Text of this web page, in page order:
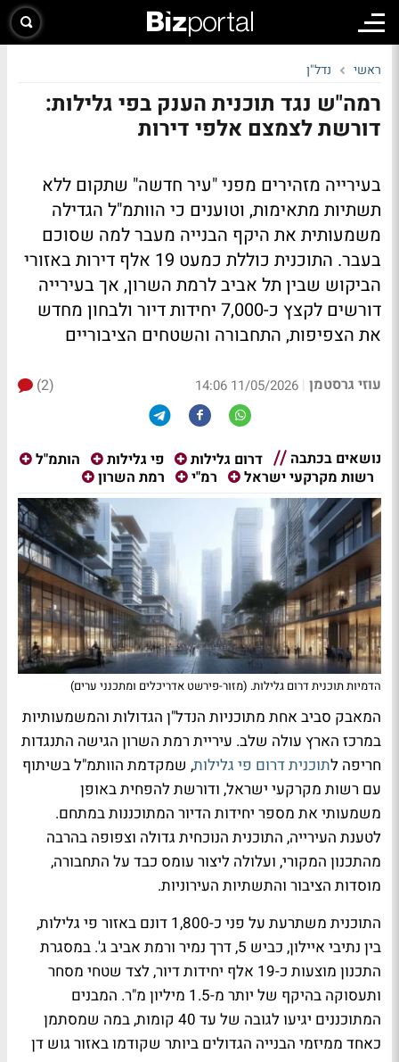
ראשי נדל"ן
רמה"ש נגד תוכנית הענק בפי גלילות:
דורשת לצמצם אלפי דירות
בעירייה מזהירים מפני "עיר חדשה" שתקום ללא
תשתיות מתאימות, וטוענים כי הוותמ"ל הגדילה
משמעותית את היקף הבנייה מעבר למה שסוכם
בעבר. התוכנית כוללת כמעט 19 אלף דירות באזורי
הביקוש שבין תל אביב לרמת השרון, אך בעירייה
דורשים לקצץ כ-7,000 יחידות דיור ולבחון מחדש
את הצפיפות, התחבורה והשטחים הציבוריים
עוזי גרסטמן |
11/05/2026 14:06
(2)
נושאים בכתבה דרום גלילות פי גלילות
הותמ"ל
רשות מקרקעי ישראל
רמ"י רמת השרון
הדמיות תוכנית דרום גלילות. (מזור-פירשט אדריכלים ומתכנני ערים)
המאבק סביב אחת מתוכניות הנדל"ן הגדולות והמשמעותיות
במרכז הארץ עולה שלב. עיריית רמת השרון הגישה התנגדות
חריפה לתוכנית דרום פי גלילות, שמקדמת הוותמ"ל בשיתוף
עם רשות מקרקעי ישראל, ודורשת להפחית באופן
משמעותי את מספר יחידות הדיור המתוכננות במתחם.
לטענת העירייה, התוכנית הנוכחית גדולה וצפופה בהרבה
מהתכנון המקורי, ועלולה ליצור עומס כבד על התחבורה,
מוסדות הציבור והתשתיות העירוניות.
התוכנית משתרעת על פני כ-1,800 דונם באזור פי גלילות,
בין נתיבי איילון, כביש 5, דרך נמיר ורמת אביב ג'. במסגרת
התכנון מוצעות כ-19 אלף יחידות דיור, לצד שטחי מסחר
ותעסוקה בהיקף של יותר מ-1.5 מיליון מ"ר. המבנים
המתוכננים יגיעו לגובה של עד 40 קומות, במה שמסתמן
כאחד ממיזמי הבנייה הגדולים ביותר שקודמו באזור גוש דן